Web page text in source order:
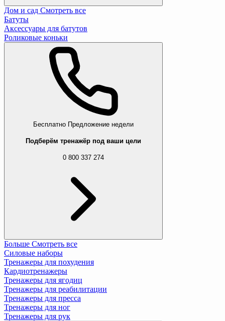
Дом и сад Смотреть все
Батуты
Аксессуары для батутов
Роликовые коньки
Бесплатно Предложение недели
Подберём тренажёр под ваши цели
0 800 337 274
Больше Смотреть все
Силовые наборы
Тренажеры для похудения
Кардиотренажеры
Тренажеры для ягодиц
Тренажеры для реабилитации
Тренажеры для пресса
Тренажеры для ног
Тренажеры для рук